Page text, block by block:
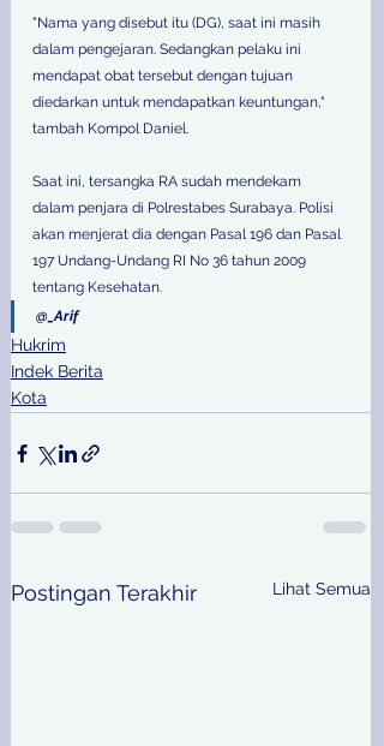
"Nama yang disebut itu (DG), saat ini masih
dalam pengejaran. Sedangkan pelaku ini
mendapat obat tersebut dengan tujuan
diedarkan untuk mendapatkan keuntungan,"
tambah Kompol Daniel.
Saat ini, tersangka RA sudah mendekam
dalam penjara di Polrestabes Surabaya. Polisi
akan menjerat dia dengan Pasal 196 dan Pasal
197 Undang-Undang RI No 36 tahun 2009
tentang Kesehatan.
@_Arif
Hukrim
Indek Berita
Kota
Postingan Terakhir Lihat Semua